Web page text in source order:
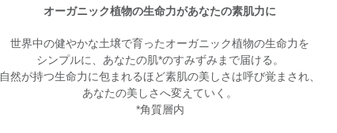
オーガニック植物の生命力があなたの素肌力に
世界中の健やかな土壌で育ったオーガニック植物の生命力を
シンプルに、あなたの肌*のすみずみまで届ける。
自然が持つ生命力に包まれるほど素肌の美しさは呼び覚まされ、
あなたの美しさへ変えていく。
*角質層内